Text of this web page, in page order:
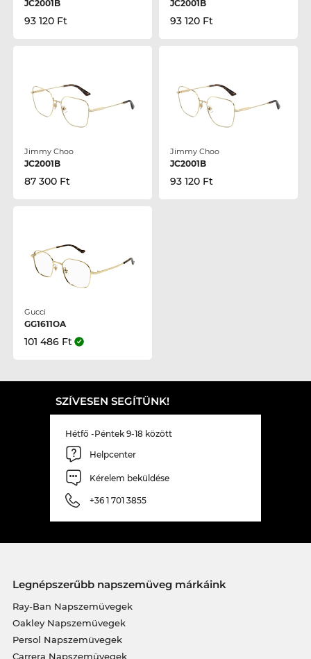
JC2001B
93 120 Ft
JC2001B
93 120 Ft
Jimmy Choo
JC2001B
87 300 Ft
Jimmy Choo
JC2001B
93 120 Ft
Gucci
GG1611OA
101 486 Ft
SZÍVESEN SEGÍTÜNK!
Hétfő -Péntek 9-18 között
Helpcenter
Kérelem beküldése
+36 1 701 3855
Legnépszerűbb napszemüveg márkáink
Ray-Ban Napszemüvegek
Oakley Napszemüvegek
Persol Napszemüvegek
Carrera Napszemüvegek